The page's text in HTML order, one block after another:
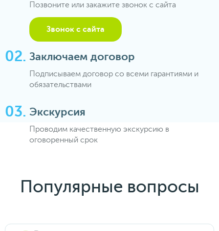
Позвоните или закажите звонок с сайта
Звонок с сайта
Заключаем договор
Подписываем договор со всеми гарантиями и
обязательствами
Экскурсия
Проводим качественную экскурсию в
оговоренный срок
Популярные вопросы